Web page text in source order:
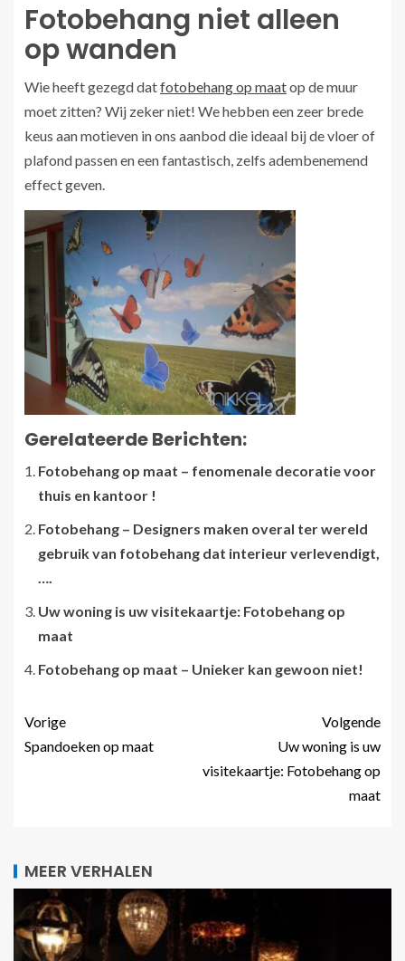
Fotobehang niet alleen
op wanden
Wie heeft gezegd datfotobehang op maatop de muur
moet zitten? Wij zeker niet! We hebben een zeer brede
keus aan motieven in ons aanbod die ideaal bij de vloer of
plafond passen en een fantastisch, zelfs adembenemend
effect geven.
Gerelateerde Berichten:
Fotobehang op maat – fenomenale decoratie voor
thuis en kantoor !
Fotobehang – Designers maken overal ter wereld
gebruik van fotobehang dat interieur verlevendigt,
Uw woning is uw visitekaartje: Fotobehang op
maat
Fotobehang op maat – Unieker kan gewoon niet!
Vorige
Spandoeken op maat
Volgende
Uw woning is uw
visitekaartje: Fotobehang op
maat
MEER VERHALEN